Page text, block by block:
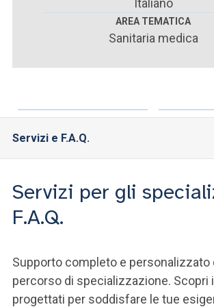
SEI UN DOCENTE O UN MEMBRO DELLO STAFF
ACCEDI A CLOUDMAIL
Italiano
AREA TEMATICA
Sanitaria medica
Servizi e F.A.Q.
Servizi per gli
F.A.Q.
Supporto completo e personalizzato
percorso di specializzazione. Scopri
progettati per soddisfare le tue